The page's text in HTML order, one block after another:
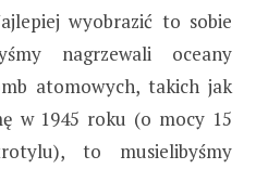
wyobrazić to sobie
nagrzewali oceany
atomowych, takich jak
w 1945 roku (o mocy 15
to musielibyśmy